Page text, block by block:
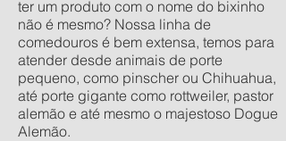
ter um produto com o nome do bixinho
não é mesmo? Nossa linha de
comedouros é bem extensa, temos para
atender desde animais de porte
pequeno, como pinscher ou Chihuahua,
até porte gigante como rottweiler, pastor
alemão e até mesmo o majestoso Dogue
Alemão.